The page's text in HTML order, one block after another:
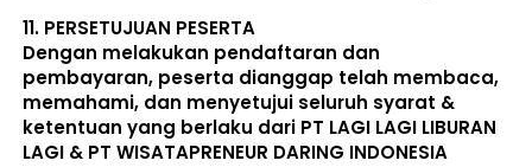
11. PERSETUJUAN PESERTA
Dengan melakukan pendaftaran dan
pembayaran, peserta dianggap telah membaca,
memahami, dan menyetujui seluruh syarat &
ketentuan yang berlaku dari PT LAGI LAGI LIBURAN
LAGI & PT WISATAPRENEUR DARING INDONESIA